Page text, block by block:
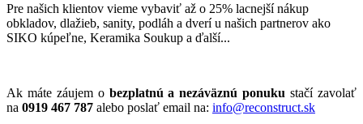
Pre našich klientov vieme vybaviť až o 25% lacnejší nákup
obkladov, dlažieb, sanity, podláh a dverí u našich partnerov ako
SIKO kúpeľne, Keramika Soukup a ďalší...
Ak máte záujem o bezplatnú a nezáväznú ponuku stačí zavolať
na 0919 467 787 alebo poslať email na: info@reconstruct.sk